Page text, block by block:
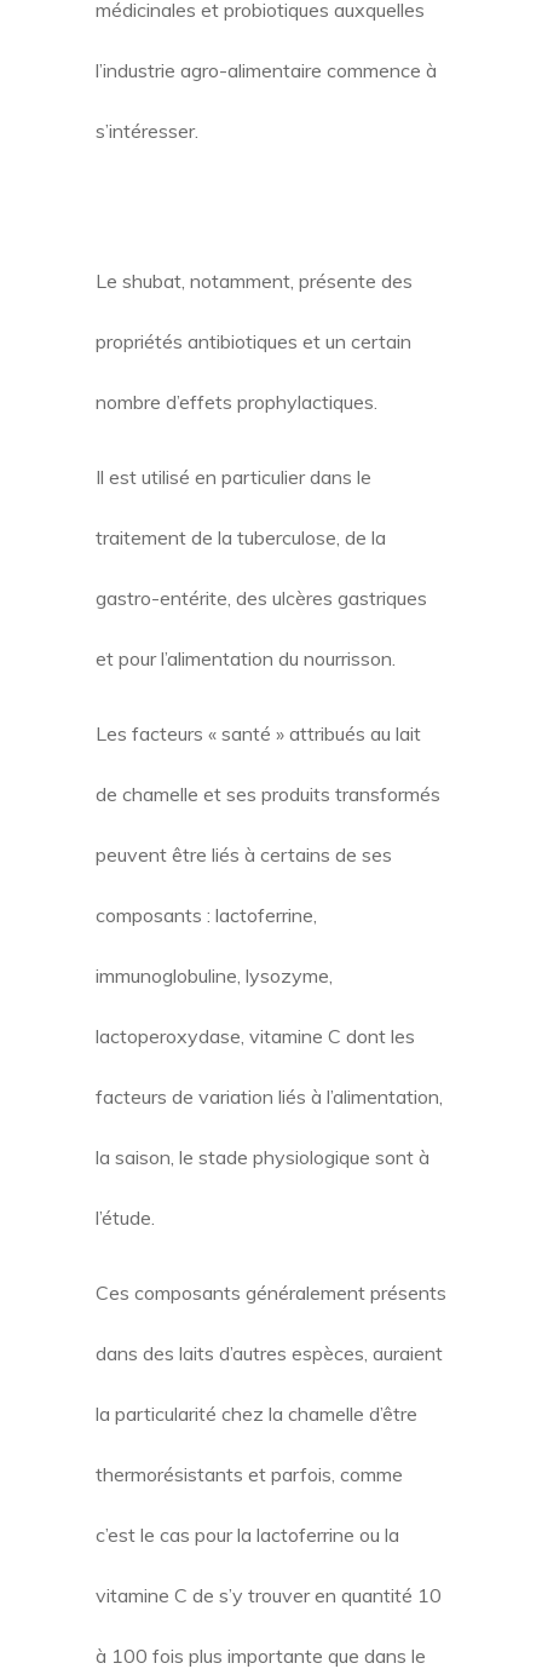
médicinales et probiotiques auxquelles
l’industrie agro-alimentaire commence à
s’intéresser.
Le shubat, notamment, présente des
propriétés antibiotiques et un certain
nombre d’effets prophylactiques.
Il est utilisé en particulier dans le
traitement de la tuberculose, de la
gastro-entérite, des ulcères gastriques
et pour l’alimentation du nourrisson.
Les facteurs « santé » attribués au lait
de chamelle et ses produits transformés
peuvent être liés à certains de ses
composants : lactoferrine,
immunoglobuline, lysozyme,
lactoperoxydase, vitamine C dont les
facteurs de variation liés à l’alimentation,
la saison, le stade physiologique sont à
l’étude.
Ces composants généralement présents
dans des laits d’autres espèces, auraient
la particularité chez la chamelle d’être
thermorésistants et parfois, comme
c’est le cas pour la lactoferrine ou la
vitamine C de s’y trouver en quantité 10
à 100 fois plus importante que dans le